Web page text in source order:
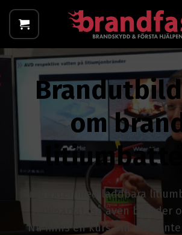
om
Produkter med laddbara
lavinartat, så även bränder
Nu finns en kurs om